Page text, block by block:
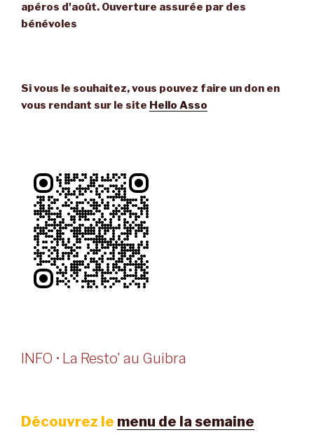
apéros d'août. Ouverture assurée par des
bénévoles
Si vous le souhaitez, vous pouvez faire un don en
vous rendant sur le site Hello Asso
INFO • La Resto' au Guibra
Découvrez le menu de la semaine